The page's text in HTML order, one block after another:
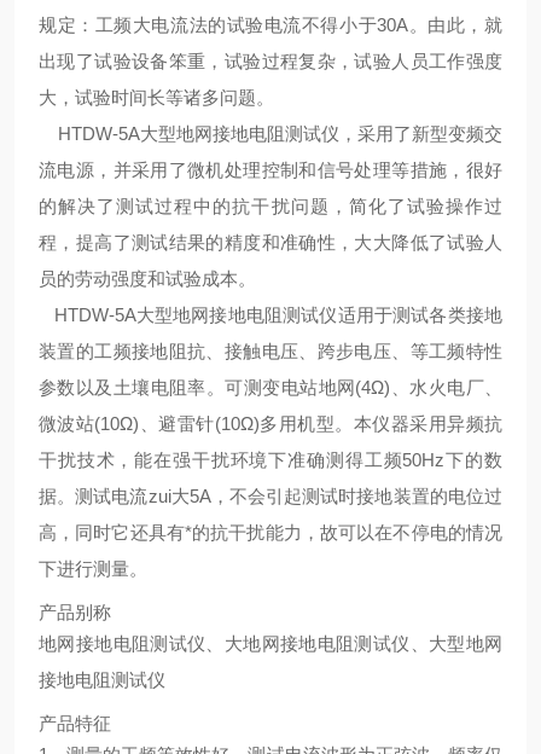
规定：工频大电流法的试验电流不得小于30A。由此，就
出现了试验设备笨重，试验过程复杂，试验人员工作强度
大，试验时间长等诸多问题。
HTDW-5A大型地网接地电阻测试仪，采用了新型变频交
流电源，并采用了微机处理控制和信号处理等措施，很好
的解决了测试过程中的抗干扰问题，简化了试验操作过
程，提高了测试结果的精度和准确性，大大降低了试验人
员的劳动强度和试验成本。
HTDW-5A大型地网接地电阻测试仪适用于测试各类接地
装置的工频接地阻抗、接触电压、跨步电压、等工频特性
参数以及土壤电阻率。可测变电站地网(4Ω)、水火电厂、
微波站(10Ω)、避雷针(10Ω)多用机型。本仪器采用异频抗
干扰技术，能在强干扰环境下准确测得工频50Hz下的数
据。测试电流zui大5A，不会引起测试时接地装置的电位过
高，同时它还具有*的抗干扰能力，故可以在不停电的情况
下进行测量。
产品别称
地网接地电阻测试仪、大地网接地电阻测试仪、大型地网
接地电阻测试仪
产品特征